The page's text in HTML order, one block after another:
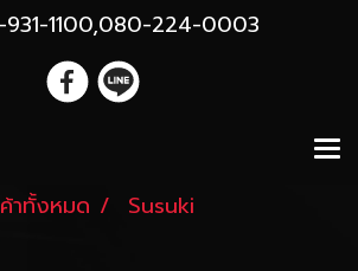
1100,080-224-0003
าทั้งหมด
Susuki